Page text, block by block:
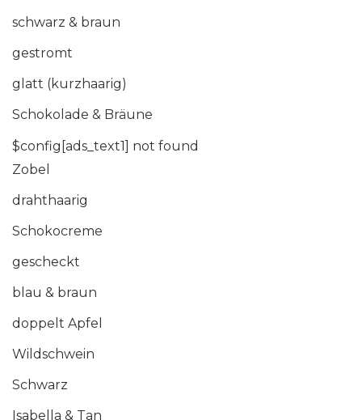
schwarz & braun
gestromt
glatt (kurzhaarig)
Schokolade & Bräune
$config[ads_text1] not found
Zobel
drahthaarig
Schokocreme
gescheckt
blau & braun
doppelt Apfel
Wildschwein
Schwarz
Isabella & Tan